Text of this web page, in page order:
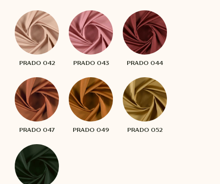
PRADO 042 PRADO 043 PRADO 044
PRADO 047 PRADO 049 PRADO 052